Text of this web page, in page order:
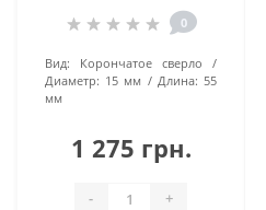
0
Вид:
Корончатое сверло
Диаметр: 15 мм Длина: 55
мм
1 275 грн.
- +